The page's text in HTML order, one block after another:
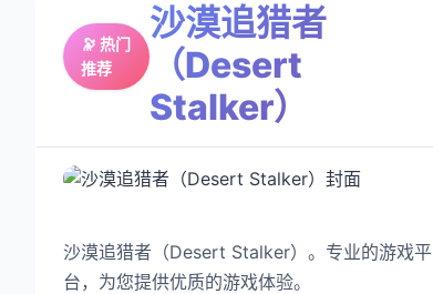
🔭 热门
推荐
沙漠追猎者
（Desert
Stalker）
沙漠追猎者（Desert Stalker）。专业的游戏平
台，为您提供优质的游戏体验。